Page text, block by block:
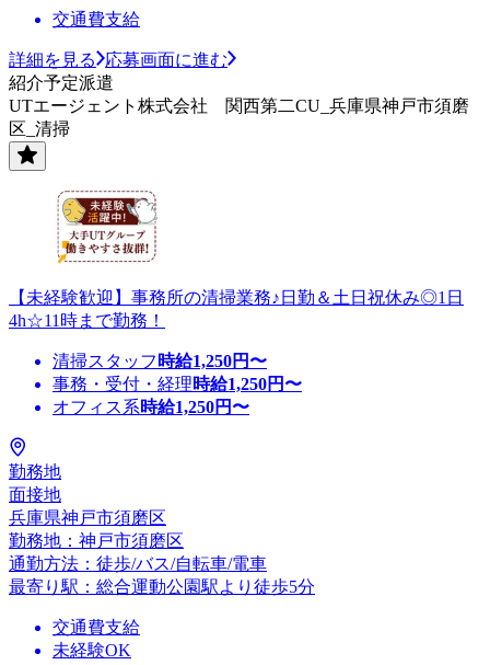
交通費支給
詳細を見る
応募画面に進む
紹介予定派遣
UTエージェント株式会社 関西第二CU_兵庫県神戸市須磨
区_清掃
【未経験歓迎】事務所の清掃業務♪日勤＆土日祝休み◎1日
4h☆11時まで勤務！
清掃スタッフ 時給1,250円〜
事務・受付・経理時給1,250円〜
オフィス系時給1,250円〜
勤務地
面接地
兵庫県神戸市須磨区
勤務地：神戸市須磨区
通勤方法：徒歩/バス/自転車/電車
最寄り駅：総合運動公園駅より徒歩5分
交通費支給
未経験OK